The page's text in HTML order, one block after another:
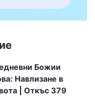
Божии
Навлизане в
| Откъс 379